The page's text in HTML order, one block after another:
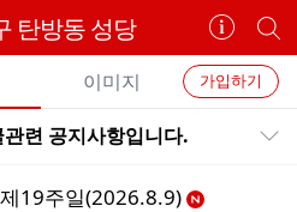
탄방동 성당
카
페
정
보
개
별
카
페
검
가입하기
이미지
련 공지사항입니다.
19주일(2026.8.9)